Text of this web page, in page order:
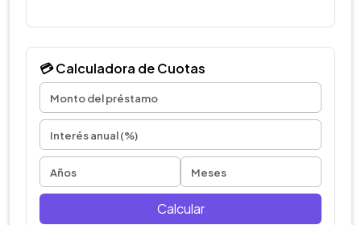
💳 Calculadora de Cuotas
Calcular